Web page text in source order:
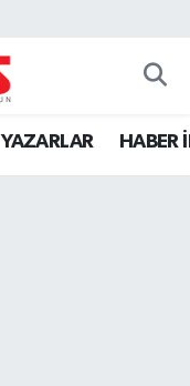
YAZARLAR HABER